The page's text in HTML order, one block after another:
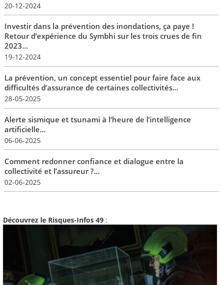
20-12-2024
Investir dans la prévention des inondations, ça paye !
Retour d’expérience du Symbhi sur les trois crues de fin
2023...
19-12-2024
La prévention, un concept essentiel pour faire face aux
difficultés d’assurance de certaines collectivités...
28-05-2025
Alerte sismique et tsunami à l’heure de l’intelligence
artificielle...
06-06-2025
Comment redonner confiance et dialogue entre la
collectivité et l’assureur ?...
02-06-2025
Découvrez le Risques-Infos 49 :